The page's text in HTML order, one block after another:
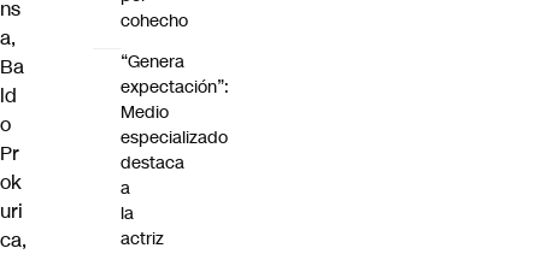
ns
a,
Ba
ld
o
Pr
ok
uri
ca,
cohecho
“Genera
expectación”:
Medio
especializado
destaca
a
la
actriz